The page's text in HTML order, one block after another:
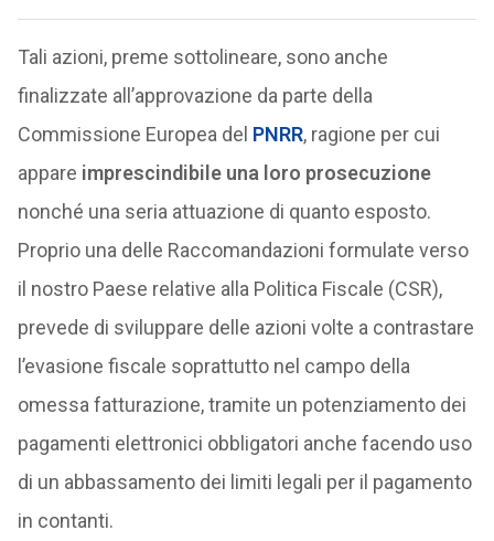
Tali azioni, preme sottolineare, sono anche
finalizzate all’approvazione da parte della
Commissione Europea del PNRR, ragione per cui
appare imprescindibile una loro prosecuzione
nonché una seria attuazione di quanto esposto.
Proprio una delle Raccomandazioni formulate verso
il nostro Paese relative alla Politica Fiscale (CSR),
prevede di sviluppare delle azioni volte a contrastare
l’evasione fiscale soprattutto nel campo della
omessa fatturazione, tramite un potenziamento dei
pagamenti elettronici obbligatori anche facendo uso
di un abbassamento dei limiti legali per il pagamento
in contanti.